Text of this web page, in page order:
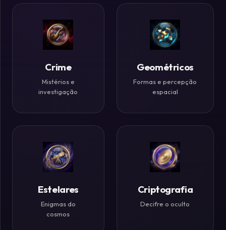
Zen
Crime
Mistérios e
investigação
Geométricos
Formas e percepção
espacial
Estelares
Enigmas do
cosmos
Criptografia
Decifre o oculto